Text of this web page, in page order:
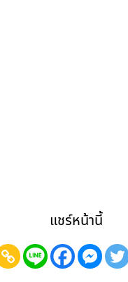
แชร์หน้านี้